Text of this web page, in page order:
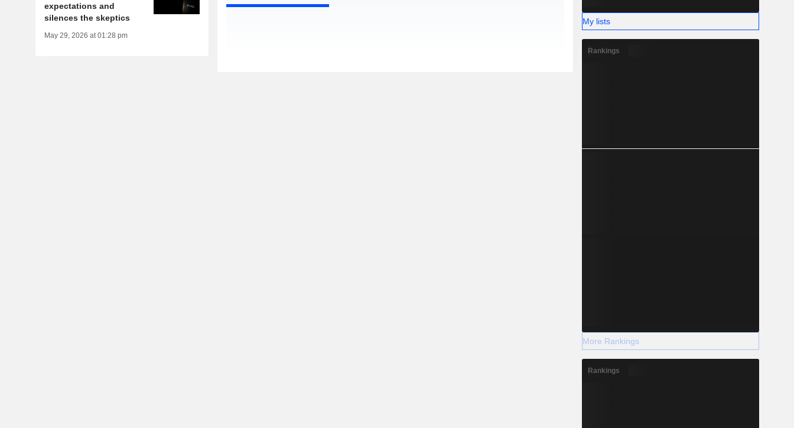
expectations and
silences the skeptics
May 29, 2026 at 01:28 pm
My lists
Rankings
More Rankings
Rankings